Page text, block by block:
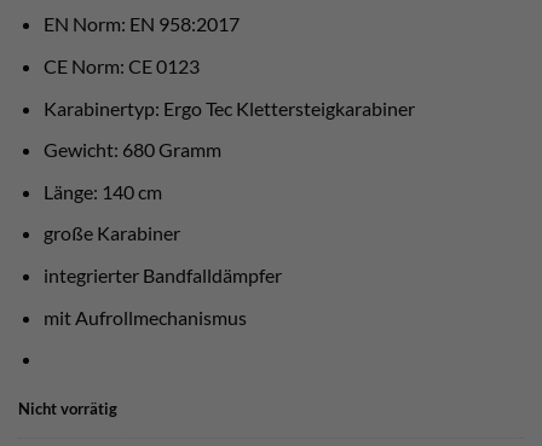
EN Norm: EN 958:2017
CE Norm: CE 0123
Karabinertyp: Ergo Tec Klettersteigkarabiner
Gewicht: 680 Gramm
Länge: 140 cm
große Karabiner
integrierter Bandfalldämpfer
mit Aufrollmechanismus
Nicht vorrätig